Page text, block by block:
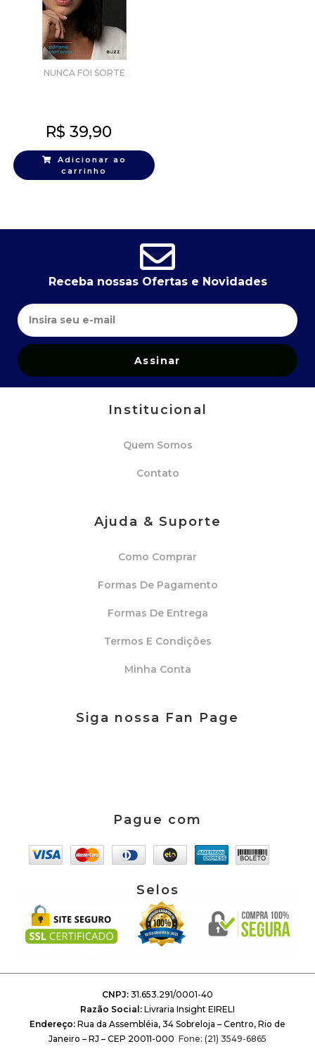
NUNCA FOI SORTE
R$ 39,90
Adicionar ao
carrinho
Receba nossas Ofertas e Novidades
Assinar
Institucional
Quem Somos
Contato
Ajuda & Suporte
Como Comprar
Formas De Pagamento
Formas De Entrega
Termos E Condições
Minha Conta
Siga nossa Fan Page
Pague com
Selos
CNPJ: 31.653.291/0001-40
Razão Social: Livraria Insight EIRELI
Endereço: Rua da Assembléia, 34 Sobreloja – Centro, Rio de
Janeiro – RJ – CEP 20011-000 Fone: (21) 3549-6865